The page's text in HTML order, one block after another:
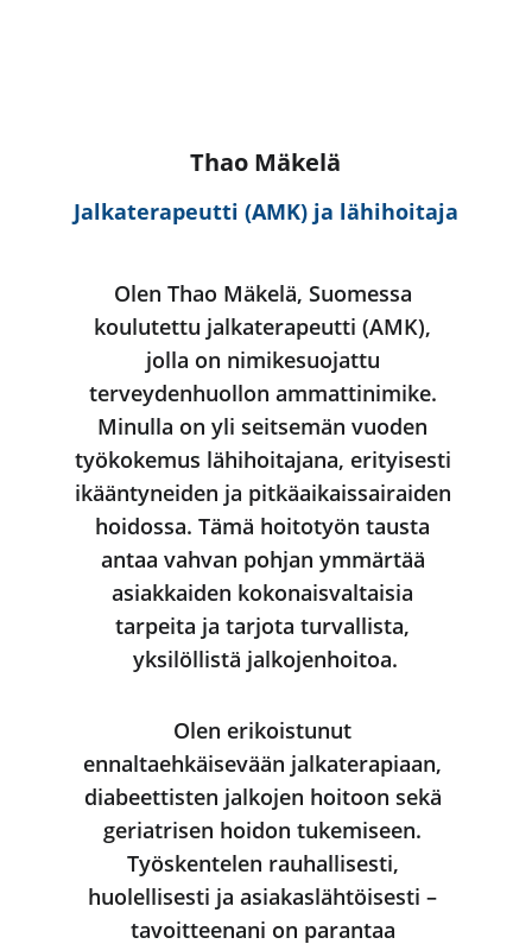
Olen Thao Mäkelä, Suomessa
koulutettu jalkaterapeutti (AMK),
jolla on nimikesuojattu
terveydenhuollon ammattinimike.
Minulla on yli seitsemän vuoden
työkokemus lähihoitajana, erityisesti
ikääntyneiden ja pitkäaikaissairaiden
hoidossa. Tämä hoitotyön tausta
antaa vahvan pohjan ymmärtää
asiakkaiden kokonaisvaltaisia
tarpeita ja tarjota turvallista,
yksilöllistä jalkojenhoitoa.
Olen erikoistunut
ennaltaehkäisevään jalkaterapiaan,
diabeettisten jalkojen hoitoon sekä
geriatrisen hoidon tukemiseen.
Työskentelen rauhallisesti,
huolellisesti ja asiakaslähtöisesti –
tavoitteenani on parantaa
Jalkaterapeutti (AMK) ja lähihoitaja
Thao Mäkelä